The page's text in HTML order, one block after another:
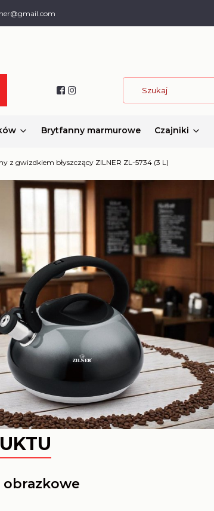
Brytfanny marmurowe Czajniki
z gwizdkiem błyszczący ZILNER ZL-5734 (3 L)